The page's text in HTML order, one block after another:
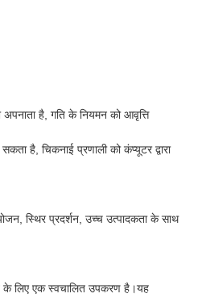
है, गति के नियमन को आवृत्ति
सकता है, चिकनाई प्रणाली को कंप्यूटर द्वारा
स्थिर प्रदर्शन, उच्च उत्पादकता के साथ
के लिए एक स्वचालित उपकरण है।यह